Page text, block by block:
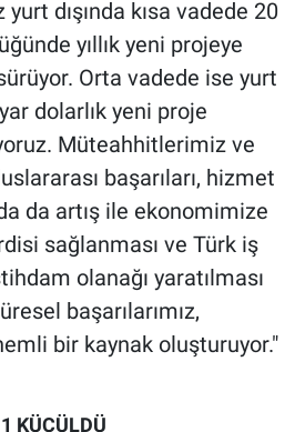
dışında kısa vadede 20
yıllık yeni projeye
Orta vadede ise yurt
dolarlık yeni proje
Müteahhitlerimiz ve
başarıları, hizmet
da artış ile ekonomimize
sağlanması ve Türk iş
olanağı yaratılması
başarılarımız,
bir kaynak oluşturuyor."
KÜÇÜLDÜ